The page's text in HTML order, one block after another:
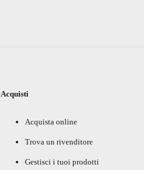
Acquisti
Acquista online
Trova un rivenditore
Gestisci i tuoi prodotti